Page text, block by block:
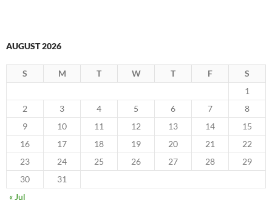
AUGUST 2026
S M T W T F
S
1
2
3 4 5 6 7
8
9
10 11 12 13 14
15
16
17 18 19 20 21
22
23
24 25 26 27 28
29
30
31
« Jul